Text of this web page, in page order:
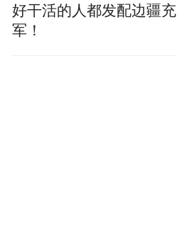
好干活的人都发配边疆充
军！